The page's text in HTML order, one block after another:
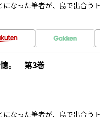
なった筆者が、島で出合う
憶。 第3巻
なった筆者が、島で出合う